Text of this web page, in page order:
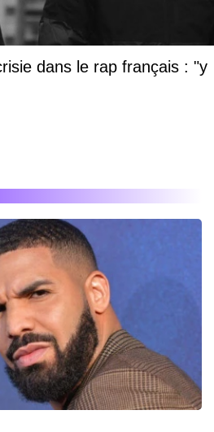
dans le rap français : "y